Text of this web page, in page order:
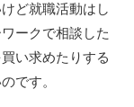
ど就職活動はし
ークで相談した
い求めたりする
です。